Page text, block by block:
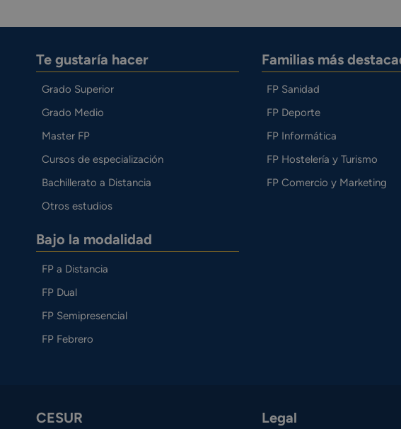
Te gustaría hacer
Grado Superior
Grado Medio
Master FP
Cursos de especialización
Bachillerato a Distancia
Otros estudios
Bajo la modalidad
FP a Distancia
FP Dual
FP Semipresencial
FP Febrero
Familias más
FP Sanidad
FP Deporte
FP Informática
FP Hostelería y Turismo
FP Comercio y Marketing
CESUR Legal